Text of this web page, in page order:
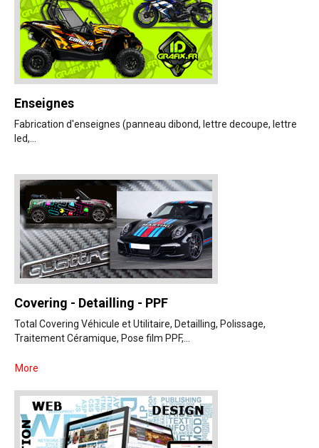
Enseignes
Fabrication d'enseignes (panneau dibond, lettre decoupe, lettre
led,...
Covering - Detailling - PPF
Total Covering Véhicule et Utilitaire, Detailling, Polissage,
Traitement Céramique, Pose film PPF,...
More